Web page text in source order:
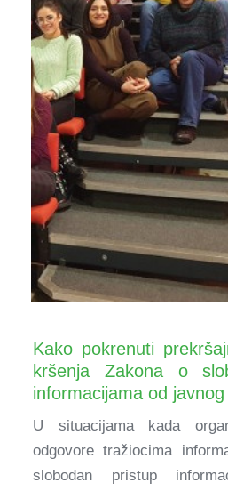
Kako pokrenuti
kršenja Zakona o
informacijama od
U situacijama kada
odgovore tražiocima
slobodan pristup